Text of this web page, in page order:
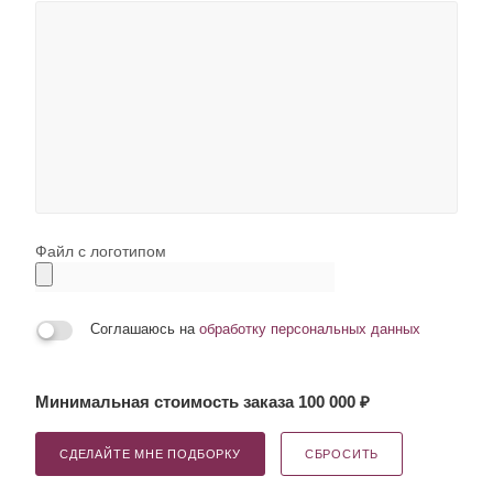
Файл с логотипом
Соглашаюсь на обработку персональных данных
Минимальная стоимость заказа 100 000 ₽
СДЕЛАЙТЕ МНЕ ПОДБОРКУ СБРОСИТЬ